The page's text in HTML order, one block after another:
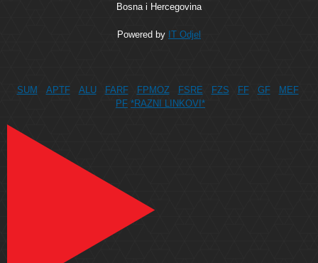
Bosna i Hercegovina
Powered by IT Odjel
SUM APTF ALU FARF FPMOZ FSRE FZS FF GF
MEF
PF *RAZNI LINKOVI*